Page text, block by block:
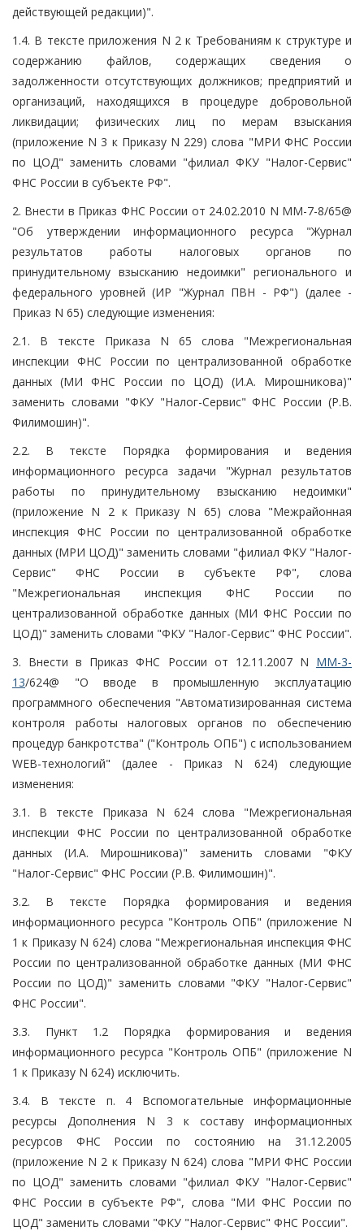
действующей редакции)".
1.4. В тексте приложения N 2 к Требованиям к структуре и
содержанию файлов, содержащих сведения о
задолженности отсутствующих должников; предприятий и
организаций, находящихся в процедуре добровольной
ликвидации; физических лиц по мерам взыскания
(приложение N 3 к Приказу N 229) слова "МРИ ФНС России
по ЦОД" заменить словами "филиал ФКУ "Налог-Сервис"
ФНС России в субъекте РФ".
2. Внести в Приказ ФНС России от 24.02.2010 N ММ-7-8/65@
"Об утверждении информационного ресурса "Журнал
результатов работы налоговых органов по
принудительному взысканию недоимки" регионального и
федерального уровней (ИР "Журнал ПВН - РФ") (далее -
Приказ N 65) следующие изменения:
2.1. В тексте Приказа N 65 слова "Межрегиональная
инспекции ФНС России по централизованной обработке
данных (МИ ФНС России по ЦОД) (И.А. Мирошникова)"
заменить словами "ФКУ "Налог-Сервис" ФНС России (Р.В.
Филимошин)".
2.2. В тексте Порядка формирования и ведения
информационного ресурса задачи "Журнал результатов
работы по принудительному взысканию недоимки"
(приложение N 2 к Приказу N 65) слова "Межрайонная
инспекция ФНС России по централизованной обработке
данных (МРИ ЦОД)" заменить словами "филиал ФКУ "Налог-
Сервис" ФНС России в субъекте РФ", слова
"Межрегиональная инспекция ФНС России по
централизованной обработке данных (МИ ФНС России по
ЦОД)" заменить словами "ФКУ "Налог-Сервис" ФНС России".
3. Внести в Приказ ФНС России от 12.11.2007 N ММ-3-
13/624@ "О вводе в промышленную эксплуатацию
программного обеспечения "Автоматизированная система
контроля работы налоговых органов по обеспечению
процедур банкротства" ("Контроль ОПБ") с использованием
WEB-технологий" (далее - Приказ N 624) следующие
изменения:
3.1. В тексте Приказа N 624 слова "Межрегиональная
инспекции ФНС России по централизованной обработке
данных (И.А. Мирошникова)" заменить словами "ФКУ
"Налог-Сервис" ФНС России (Р.В. Филимошин)".
3.2. В тексте Порядка формирования и ведения
информационного ресурса "Контроль ОПБ" (приложение N
1 к Приказу N 624) слова "Межрегиональная инспекция ФНС
России по централизованной обработке данных (МИ ФНС
России по ЦОД)" заменить словами "ФКУ "Налог-Сервис"
ФНС России".
3.3. Пункт 1.2 Порядка формирования и ведения
информационного ресурса "Контроль ОПБ" (приложение N
1 к Приказу N 624) исключить.
3.4. В тексте п. 4 Вспомогательные информационные
ресурсы Дополнения N 3 к составу информационных
ресурсов ФНС России по состоянию на 31.12.2005
(приложение N 2 к Приказу N 624) слова "МРИ ФНС России
по ЦОД" заменить словами "филиал ФКУ "Налог-Сервис"
ФНС России в субъекте РФ", слова "МИ ФНС России по
ЦОД" заменить словами "ФКУ "Налог-Сервис" ФНС России".